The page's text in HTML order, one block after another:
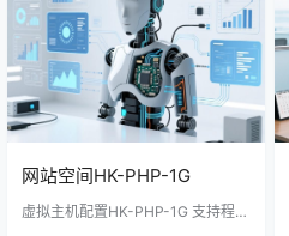
网站空间HK-PHP-1G
虚拟主机配置HK-PHP-1G 支持程序